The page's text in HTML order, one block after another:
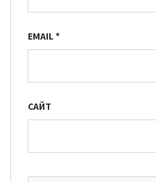
EMAIL*
САЙТ